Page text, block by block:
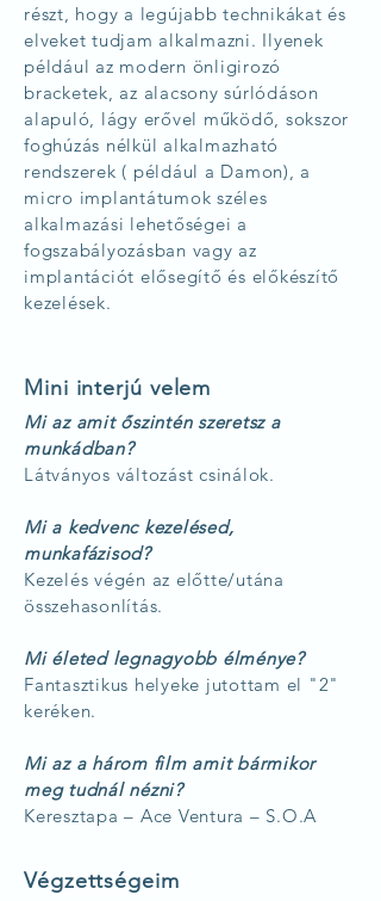
részt, hogy a legújabb technikákat és
elveket tudjam alkalmazni. Ilyenek
például az modern önligirozó
bracketek, az alacsony súrlódáson
alapuló, lágy erővel működő, sokszor
foghúzás nélkül alkalmazható
rendszerek ( például a Damon), a
micro implantátumok széles
alkalmazási lehetőségei a
fogszabályozásban vagy az
implantációt elősegítő és előkészítő
kezelések.
Mini interjú velem
Mi az amit őszintén szeretsz a
munkádban?
Látványos változást csinálok.
Mi a kedvenc kezelésed,
munkafázisod?
Kezelés végén az előtte/utána
összehasonlítás.
Mi életed legnagyobb élménye?
Fantasztikus helyeke jutottam el "2"
keréken.
Mi az a három film amit bármikor
meg tudnál nézni?
Keresztapa – Ace Ventura – S.O.A
Végzettségeim